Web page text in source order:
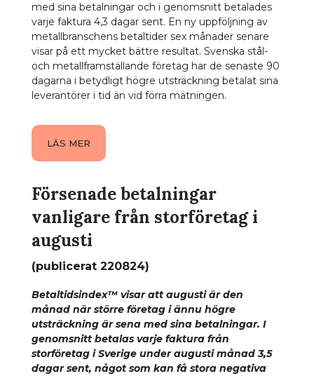
med sina betalningar och i genomsnitt betalades
varje faktura 4,3 dagar sent. En ny uppföljning av
metallbranschens betaltider sex månader senare
visar på ett mycket bättre resultat. Svenska stål-
och metallframställande företag har de senaste 90
dagarna i betydligt högre utsträckning betalat sina
leverantörer i tid än vid förra mätningen.
LÄS MER
Försenade betalningar
vanligare från storföretag i
augusti
(publicerat 220824)
Betaltidsindex™ visar att augusti är den
månad när större företag i ännu högre
utsträckning är sena med sina betalningar. I
genomsnitt betalas varje faktura från
storföretag i Sverige under augusti månad 3,5
dagar sent, något som kan få stora negativa